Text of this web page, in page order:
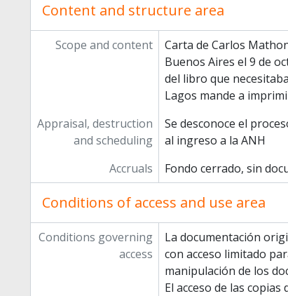
Content and structure area
Scope and content
Carta de Carlos
Buenos Aires el 9 de
del libro que
Lagos mande a
Appraisal, destruction
and scheduling
Se desconoce el
al ingreso a la ANH
Accruals
Fondo cerrado, sin
Conditions of access and use area
Conditions governing
access
La documentación
con acceso limitado
manipulación de los
El acceso de las